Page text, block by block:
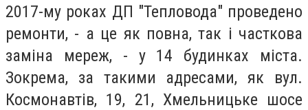
2017-му роках ДП "Тепловода" проведено
ремонти, - а це як повна, так і часткова
заміна мереж, - у 14 будинках міста.
Зокрема, за такими адресами, як вул.
Космонавтів, 19, 21, Хмельницьке шосе